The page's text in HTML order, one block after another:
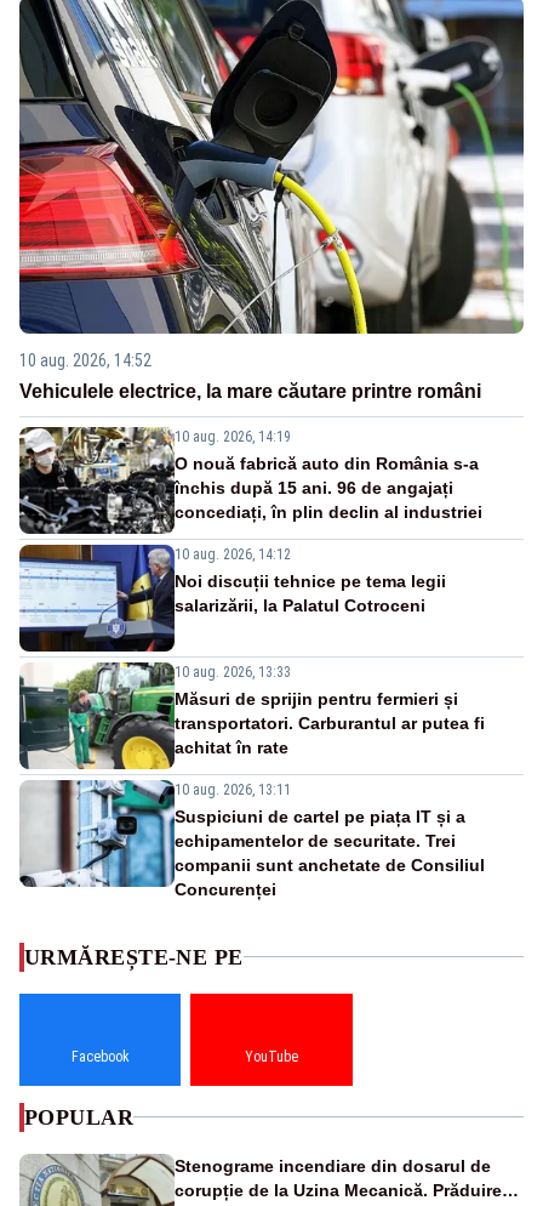
10 aug. 2026, 14:52
Vehiculele electrice, la mare căutare printre români
10 aug. 2026, 14:19
O nouă fabrică auto din România s-a
închis după 15 ani. 96 de angajați
concediați, în plin declin al industriei
10 aug. 2026, 14:12
Noi discuții tehnice pe tema legii
salarizării, la Palatul Cotroceni
10 aug. 2026, 13:33
Măsuri de sprijin pentru fermieri și
transportatori. Carburantul ar putea fi
achitat în rate
10 aug. 2026, 13:11
Suspiciuni de cartel pe piața IT și a
echipamentelor de securitate. Trei
companii sunt anchetate de Consiliul
Concurenței
URMĂREȘTE-NE PE
Facebook YouTube
POPULAR
Stenograme incendiare din dosarul de
corupție de la Uzina Mecanică. Prăduirea